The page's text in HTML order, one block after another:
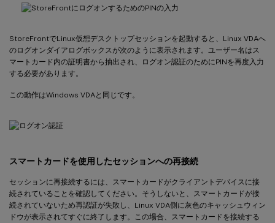
StoreFrontでLinux仮想デスクトップセッションを起動すると、Linux VDAへ
のログオンダイアログボックスが次のように表示されます。ユーザー名はス
マートカード内の証明書から抽出され、ログオン認証のためにPINを再度入力
する必要があります。
この動作はWindows VDAと同じです。
スマートカードを使用したセッションへの再接続
セッションに再接続するには、スマートカードがクライアントデバイスに接
続されていることを確認してください。そうしないと、スマートカードが接
続されていないため再認証が失敗し、Linux VDA側に灰色のキャッシュウィン
ドウが表示されてすぐに終了します。この場合、スマートカードを接続する